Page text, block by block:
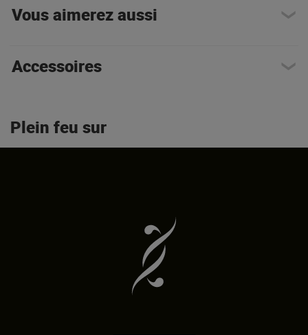
Vous aimerez aussi
Accessoires
Plein feu sur